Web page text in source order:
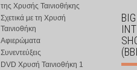
της Χρυσής Ταινιοθήκης
Σχετικά με τη Χρυσή
Ταινιοθήκη
Αφιερώματα
Συνεντεύξεις
DVD Χρυσή Ταινιοθήκη 1